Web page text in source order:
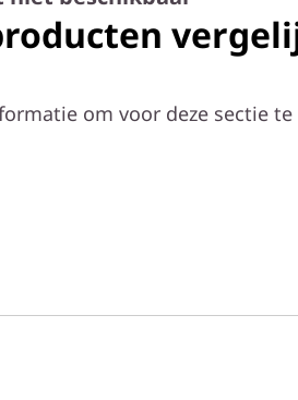
om voor deze sectie